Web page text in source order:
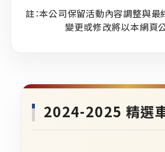
註：本公司保留活動內容調整與最
變更或修改將以本網頁
2024-2025 精選